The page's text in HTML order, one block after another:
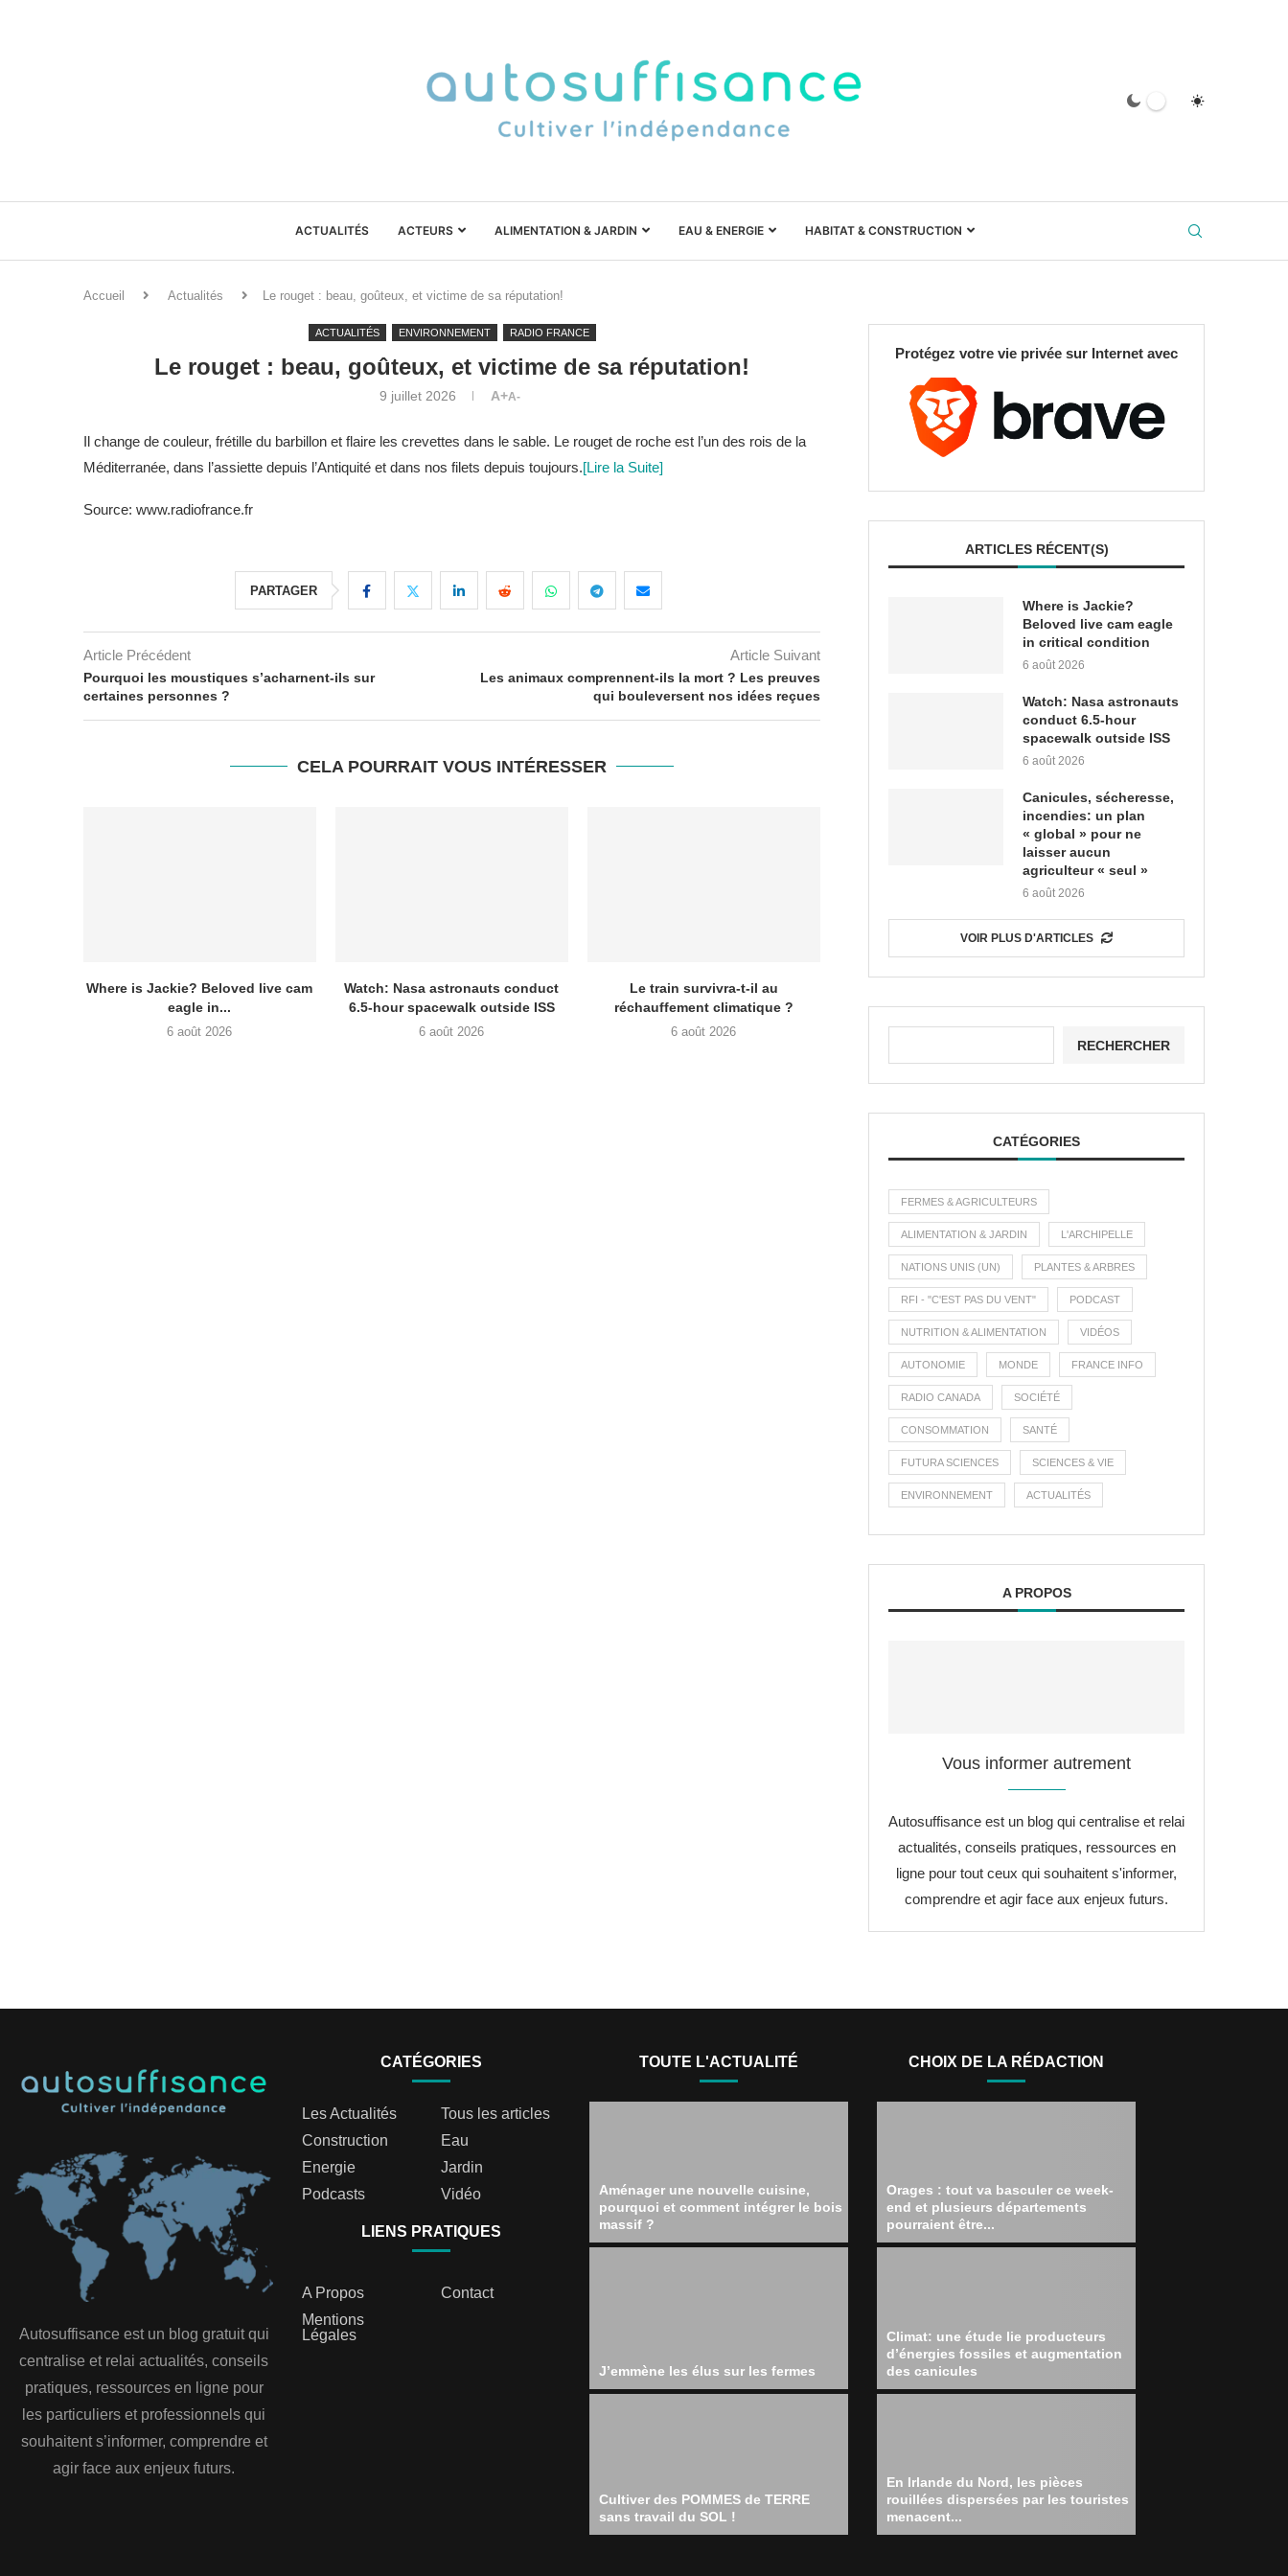
ACTUALITÉS ACTEURS ALIMENTATION & JARDIN EAU & ENERGIE HABITAT & CONSTRUCTION
Accueil Actualités Le rouget : beau, goûteux, et victime de sa réputation!
ACTUALITÉS ENVIRONNEMENT RADIO FRANCE
Le rouget : beau, goûteux, et victime de sa réputation!
9 juillet 2026 A+A-
Il change de couleur, frétille du barbillon et flaire les crevettes dans le sable. Le rouget de roche est l’un des rois de la
Méditerranée, dans l’assiette depuis l’Antiquité et dans nos filets depuis toujours.[Lire la Suite]
Source: www.radiofrance.fr
PARTAGER
Article Précédent
Pourquoi les moustiques s’acharnent-ils sur
certaines personnes ?
Article Suivant
Les animaux comprennent-ils la mort ? Les preuves
qui bouleversent nos idées reçues
CELA POURRAIT VOUS INTÉRESSER
Where is Jackie? Beloved live cam
eagle in...
6 août 2026
Watch: Nasa astronauts conduct
6.5-hour spacewalk outside ISS
6 août 2026
Le train survivra-t-il au
réchauffement climatique ?
6 août 2026
Protégez votre vie privée sur Internet avec
ARTICLES RÉCENT(S)
Where is Jackie?
Beloved live cam eagle
in critical condition
6 août 2026
Watch: Nasa astronauts
conduct 6.5-hour
spacewalk outside ISS
6 août 2026
Canicules, sécheresse,
incendies: un plan
« global » pour ne
laisser aucun
agriculteur « seul »
6 août 2026
VOIR PLUS D'ARTICLES
RECHERCHER
CATÉGORIES
FERMES & AGRICULTEURS
ALIMENTATION & JARDIN L'ARCHIPELLE
NATIONS UNIS (UN) PLANTES & ARBRES
RFI - "C'EST PAS DU VENT" PODCAST
NUTRITION & ALIMENTATION VIDÉOS
AUTONOMIE MONDE FRANCE INFO
RADIO CANADA SOCIÉTÉ
CONSOMMATION SANTÉ
FUTURA SCIENCES SCIENCES & VIE
ENVIRONNEMENT ACTUALITÉS
A PROPOS
Vous informer autrement
Autosuffisance est un blog qui centralise et relai
actualités, conseils pratiques, ressources en
ligne pour tout ceux qui souhaitent s'informer,
comprendre et agir face aux enjeux futurs.
Autosuffisance est un blog gratuit qui
centralise et relai actualités, conseils
pratiques, ressources en ligne pour
les particuliers et professionnels qui
souhaitent s’informer, comprendre et
agir face aux enjeux futurs.
CATÉGORIES
Les Actualités
Tous les articles
Construction
Eau
Energie
Jardin
Podcasts
Vidéo
LIENS PRATIQUES
A Propos
Contact
Mentions
Légales
TOUTE L'ACTUALITÉ
Aménager une nouvelle cuisine,
pourquoi et comment intégrer le bois
massif ?
J’emmène les élus sur les fermes
Cultiver des POMMES de TERRE
sans travail du SOL !
CHOIX DE LA RÉDACTION
Orages : tout va basculer ce week-
end et plusieurs départements
pourraient être...
Climat: une étude lie producteurs
d’énergies fossiles et augmentation
des canicules
En Irlande du Nord, les pièces
rouillées dispersées par les touristes
menacent...